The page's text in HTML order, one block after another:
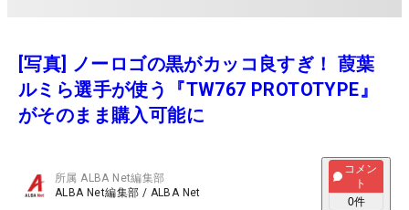
[写真] ノーロゴの黒がカッコ良すぎ！ 葭葉
ルミら選手が使う『TW767 PROTOTYPE』
がそのまま購入可能に
所属ALBA Net編集部
ALBA Net編集部 / ALBA Net
コメン
ト
0件